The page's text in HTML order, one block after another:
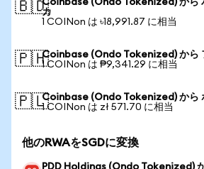
🇧🇩Coinbase (Ondo Tokenized) から
カ
1 COINon は ৳18,991.87 に相当
🇵🇭Coinbase (Ondo Tokenized) から
1 COINon は ₱9,341.29 に相当
🇵🇱Coinbase (Ondo Tokenized) から
1 COINon は zł 571.70 に相当
他のRWAをSGDに変換
PDD Holdings (Ondo Tokenized)